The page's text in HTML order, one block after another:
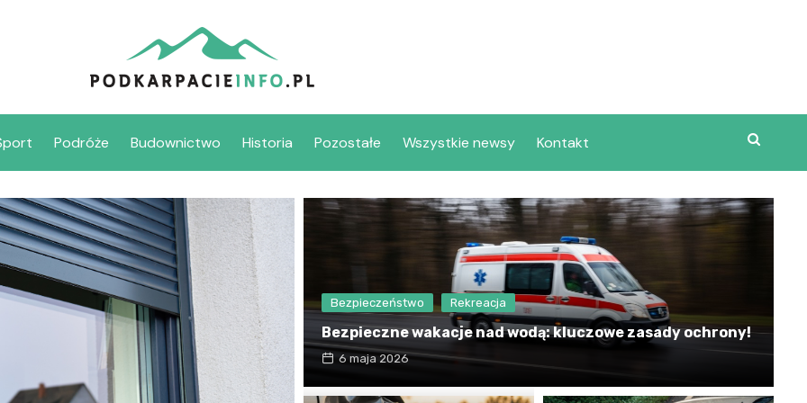
Podróże Budownictwo Historia Pozostałe Wszystkie newsy Kontakt
Bezpieczeństwo Rekreacja
Bezpieczne wakacje nad wodą: kluczowe zasady ochrony!
6 maja 2026